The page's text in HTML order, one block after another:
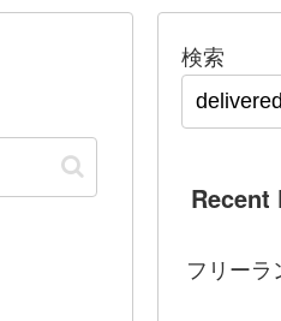
検索
Recent
フリー